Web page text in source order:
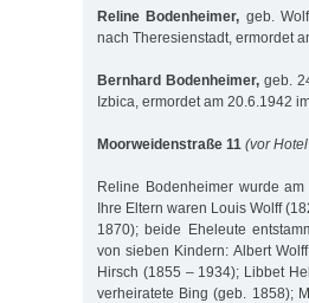
Reline Bodenheimer, geb.
nach Theresienstadt, ermordet
Bernhard Bodenheimer, geb.
Izbica, ermordet am 20.6.1942
Moorweidenstraße 11 (vor
Reline Bodenheimer wurde
Ihre Eltern waren Louis Wolff
1870); beide Eheleute
von sieben Kindern: Albert
Hirsch (1855 – 1934); Libbet
verheiratete Bing (geb. 1858);